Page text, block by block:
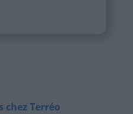
chez Terréo